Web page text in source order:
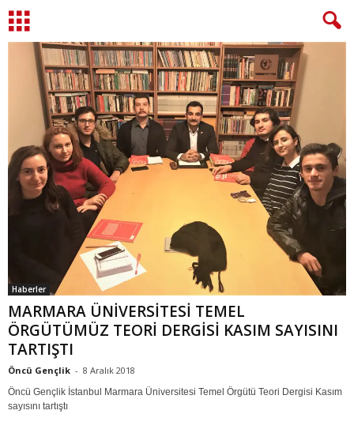
Haberler
MARMARA ÜNİVERSİTESİ TEMEL
ÖRGÜTÜMÜZ TEORİ DERGİSİ KASIM SAYISINI
TARTIŞTI
Öncü Gençlik - 8 Aralık 2018
Öncü Gençlik İstanbul Marmara Üniversitesi Temel Örgütü Teori Dergisi Kasım
sayısını tartıştı